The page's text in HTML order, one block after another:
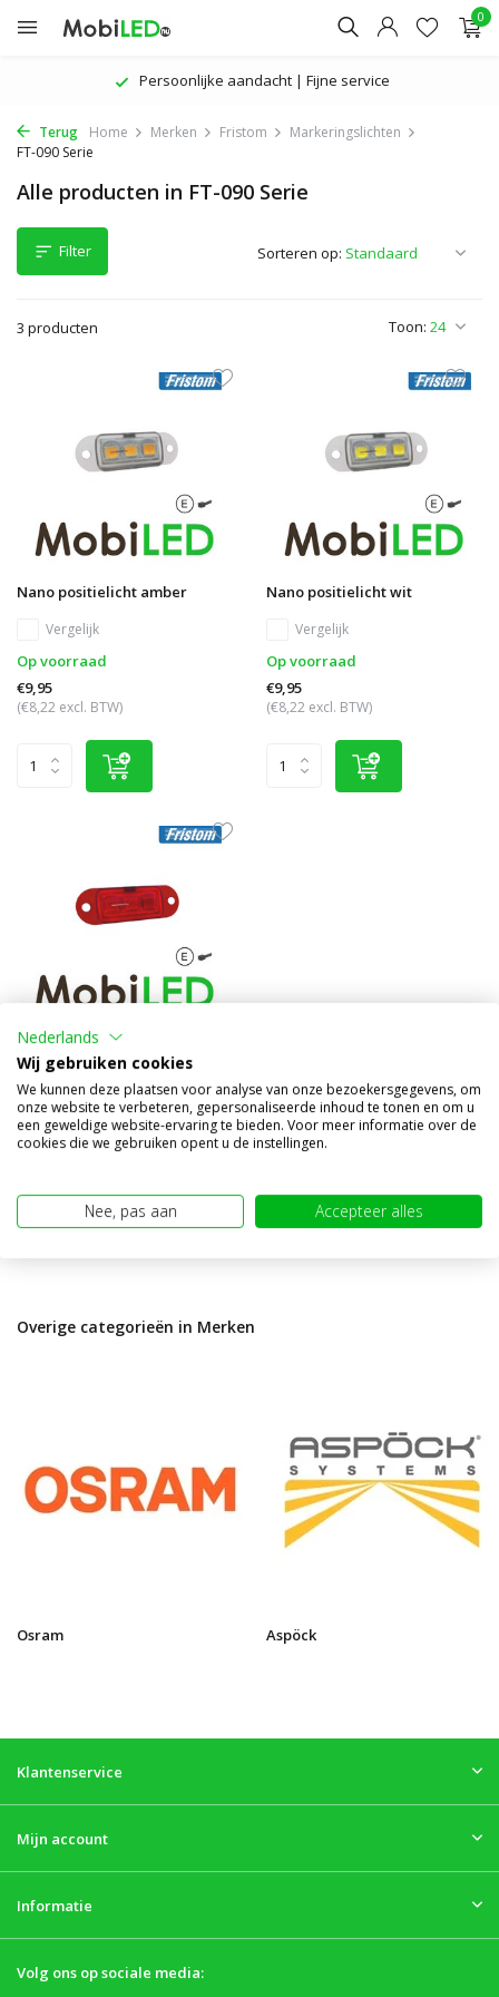
0
Persoonlijke aandacht | Fijne service
Terug Home Merken Fristom
Markeringslichten
FT-090 Serie
Alle producten in FT-090 Serie
Filter
3 producten Toon:
Sorteren op:
Nano positielicht amber
Vergelijk
Op voorraad
€9,95
(€8,22 excl. BTW)
Nano positielicht wit
Vergelijk
Op voorraad
€9,95
(€8,22 excl. BTW)
Nano positielicht rood
Vergelijk
Op voorraad
€9,95
Overige categorieën in Merken
Osram Aspöck
Klantenservice
Mijn account
Informatie
Volg ons op sociale media:
Nederlands
Wij gebruiken cookies
We kunnen deze plaatsen voor analyse van onze bezoekersgegevens, om
onze website te verbeteren, gepersonaliseerde inhoud te tonen en om u
een geweldige website-ervaring te bieden. Voor meer informatie over de
cookies die we gebruiken opent u de instellingen.
Nee, pas aan Accepteer alles